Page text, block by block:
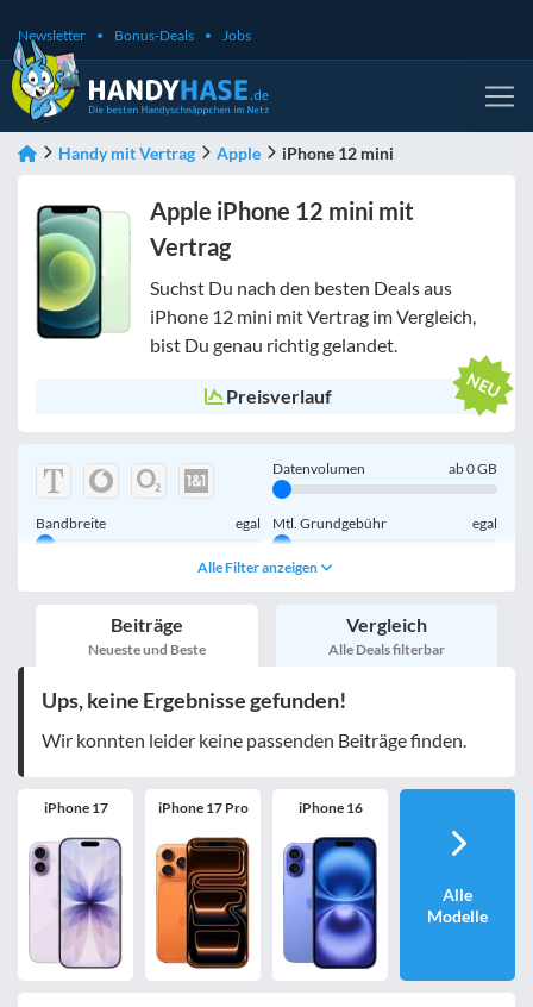
Newsletter Bonus-Deals Jobs
Handy mit Vertrag Apple iPhone 12 mini
Apple iPhone 12 mini mit
Vertrag
Suchst Du nach den besten Deals aus
iPhone 12 mini mit Vertrag im Vergleich,
bist Du genau richtig gelandet.
Preisverlauf
Datenvolumen ab0GB
Bandbreite egal Mtl. Grundgebühr egal
egal
inkl. Young-Tarife
nur 5G-Tarife inkl. Kombi-Tarife
Bewertung
Alle Filter anzeigen
Beiträge
Neueste und Beste
Vergleich
Alle Deals filterbar
Ups, keine Ergebnisse gefunden!
Wir konnten leider keine passenden Beiträge finden.
iPhone 17 iPhone 17 Pro iPhone 16
Alle
Modelle